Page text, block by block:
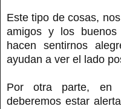
Este tipo de cosas,
amigos y los buenos
hacen sentirnos
ayudan a ver el lado
Por otra parte, en
deberemos estar